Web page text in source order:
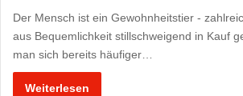
Der Mensch ist ein Gewohnheitstier -
aus Bequemlichkeit stillschweigend in Kauf
man sich bereits häufiger…
Weiterlesen